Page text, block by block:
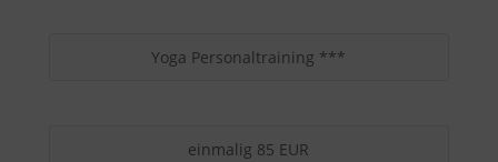
Yoga Personaltraining ***
einmalig 85 EUR